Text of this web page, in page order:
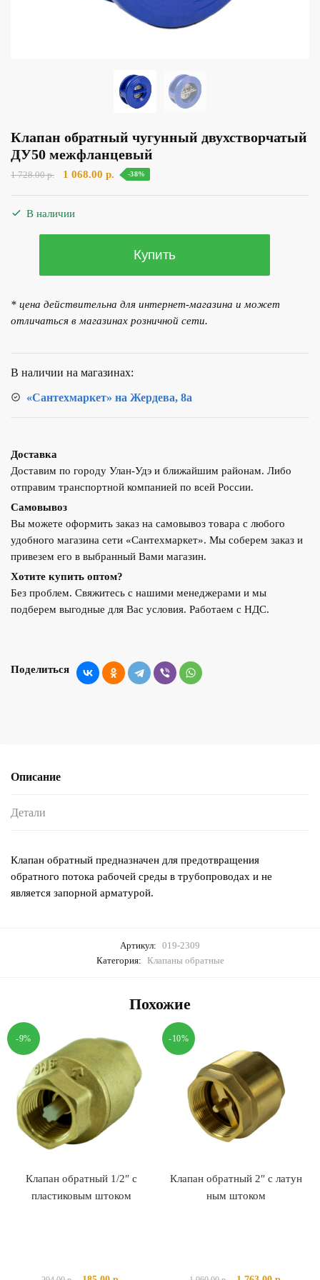
Клапан обратный чугунный двухстворчатый
ДУ50 межфланцевый
1 728.00р.
Первоначальная
1 068.00 р. Текущая
-38%
В наличии
Клапан
чугунный
двухстворчатый
Купить
* цена действительна для интернет-магазина и может
отличаться в магазинах розничной сети.
В наличии на магазинах:
«Сантехмаркет» на Жердева, 8а
Доставка
Доставим по городу Улан-Удэ и ближайшим районам. Либо
отправим транспортной компанией по всей России.
Самовывоз
Вы можете оформить заказ на самовывоз товара с любого
удобного магазина сети «Сантехмаркет». Мы соберем заказ и
привезем его в выбранный Вами магазин.
Хотите купить оптом?
Без проблем. Свяжитесь с нашими менеджерами и мы
подберем выгодные для Вас условия. Работаем с НДС.
Поделиться
Описание
Детали
Клапан обратный предназначен для предотвращения
обратного потока рабочей среды в трубопроводах и не
является запорной арматурой.
Артикул: 019-2309
Категория: Клапаны обратные
Похожие
-9%
Клапан обратный 1/2″ с
пластиковым штоком
-10%
Клапан обратный 2″ с латун
ным штоком